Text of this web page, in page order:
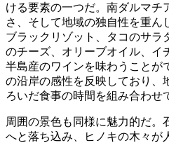
ける要素の一つだ。南ダルマチ
さ、そして地域の独自性を重ん
ブラックリゾット、タコのサラ
のチーズ、オリーブオイル、イ
半島産のワインを味わうことが
の沿岸の感性を反映しており、
ろいだ食事の時間を組み合わせ
周囲の景色も同様に魅力的だ。
へと落ち込み、ヒノキの木々が